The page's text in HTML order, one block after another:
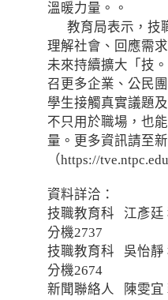
溫暖力量。。
教育局表示，技
理解社會、回應需
未來持續擴大「技
召更多企業、公民
學生接觸真實議題
不只用於職場，也
量。更多資訊請至
（https://
資料詳洽：
技職教育科 江彥
分機2737
技職教育科 吳怡
分機2674
新聞聯絡人 陳雯宜